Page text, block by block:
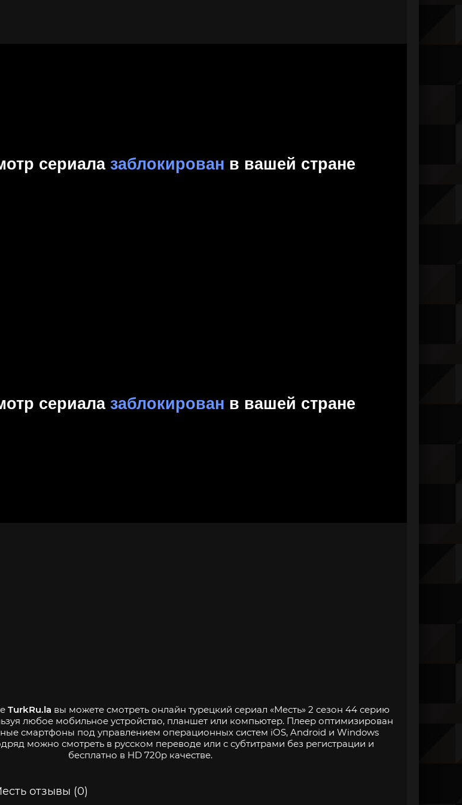
TurkRu.la вы можете смотреть онлайн турецкий сериал «Месть» 2 сезон 44 серию
любое мобильное устройство, планшет или компьютер. Плеер оптимизирован
смартфоны под управлением операционных систем iOS, Android и Windows
можно смотреть в русском переводе или с субтитрами без регистрации и
бесплатно в HD 720p качестве.
отзывы (0)